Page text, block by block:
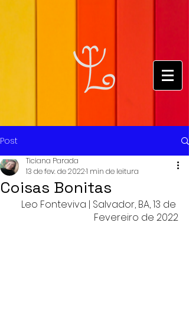
Post
Coisas Bonitas
Ticiana Parada
13 de fev. de 20221 min de leitura
Leo Fonteviva | Salvador, BA, 13 de
Fevereiro de 2022